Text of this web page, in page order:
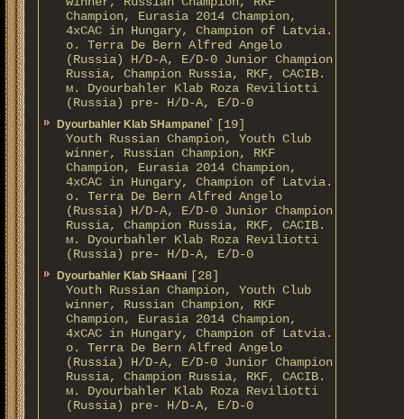
Champion, Eurasia 2014 Champion,
4xCAC in Hungary, Champion of Latvia.
о. Terra De Bern Alfred Angelo
(Russia) H/D-A, E/D-0 Junior Champion
Russia, Champion Russia, RKF, CACIB.
м. Dyourbahler Klab Roza Reviliotti
(Russia) pre- H/D-A, E/D-0
Dyourbahler Klab SHampanel` [19]
Youth Russian Champion, Youth Club
winner, Russian Champion, RKF
Champion, Eurasia 2014 Champion,
4xCAC in Hungary, Champion of Latvia.
о. Terra De Bern Alfred Angelo
(Russia) H/D-A, E/D-0 Junior Champion
Russia, Champion Russia, RKF, CACIB.
м. Dyourbahler Klab Roza Reviliotti
(Russia) pre- H/D-A, E/D-0
Dyourbahler Klab SHaani [28]
Youth Russian Champion, Youth Club
winner, Russian Champion, RKF
Champion, Eurasia 2014 Champion,
4xCAC in Hungary, Champion of Latvia.
о. Terra De Bern Alfred Angelo
(Russia) H/D-A, E/D-0 Junior Champion
Russia, Champion Russia, RKF, CACIB.
м. Dyourbahler Klab Roza Reviliotti
(Russia) pre- H/D-A, E/D-0